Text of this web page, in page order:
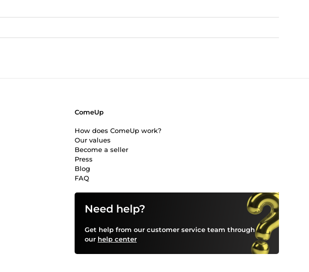
Need help?
Get help from our customer service team through
our help center
ComeUp
How does ComeUp work?
Our values
Become a seller
Press
Blog
FAQ